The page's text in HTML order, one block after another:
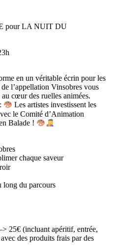
pour LA NUIT DU
en un véritable écrin pour les
l’appellation Vinsobres vous
cœur des ruelles animées.
Les artistes investissent les
le Comité d’Animation
Balade !
chaque saveur
long du parcours
25€ (incluant apéritif, entrée,
des produits frais par des